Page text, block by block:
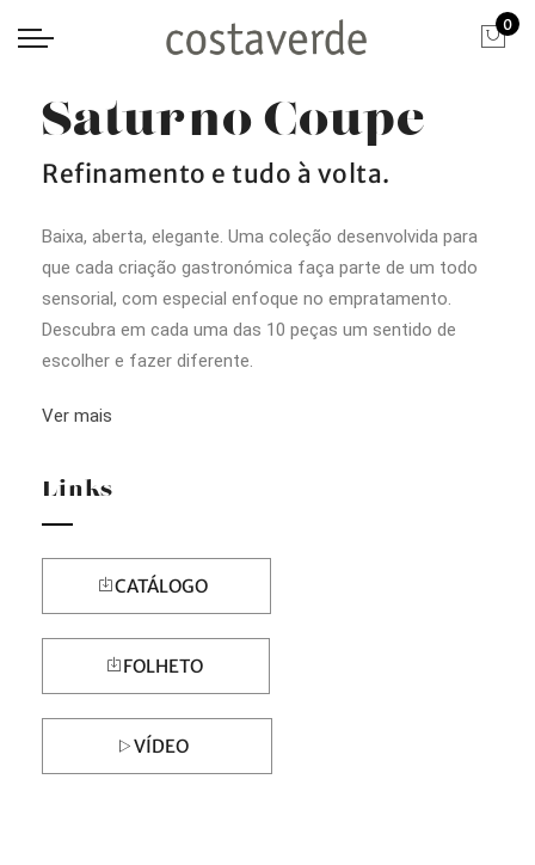
0
Saturno Coupe
Refinamento e tudo à volta.
Baixa, aberta, elegante. Uma coleção desenvolvida para
que cada criação gastronómica faça parte de um todo
sensorial, com especial enfoque no empratamento.
Descubra em cada uma das 10 peças um sentido de
escolher e fazer diferente.
Ver mais
Links
CATÁLOGO
FOLHETO
VÍDEO